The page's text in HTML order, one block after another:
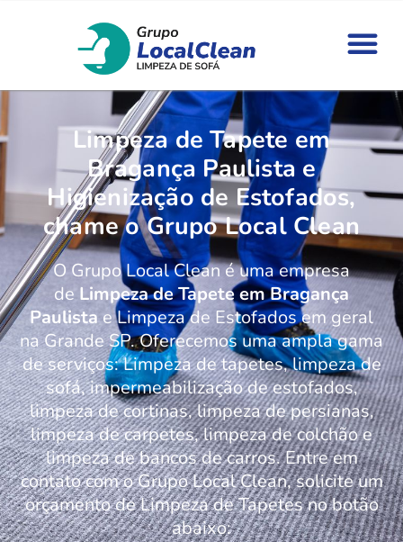
Limpeza de Tapete em
Bragança Paulista e
Higienização de Estofados,
chame o Grupo Local Clean
O Grupo Local Clean é uma empresa
deLimpeza de Tapete em Bragança
Paulistae Limpeza de Estofados em geral
na Grande SP. Oferecemos uma ampla gama
de serviços: Limpeza de tapetes, limpeza de
sofá, impermeabilização de estofados,
limpeza de cortinas, limpeza de persianas,
limpeza de carpetes, limpeza de colchão e
limpeza de bancos de carros. Entre em
contato com o Grupo Local Clean, solicite um
orçamento de Limpeza de Tapetes no botão
abaixo: